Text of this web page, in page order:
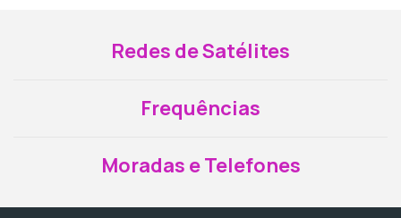
Redes de Satélites
Frequências
Moradas e Telefones